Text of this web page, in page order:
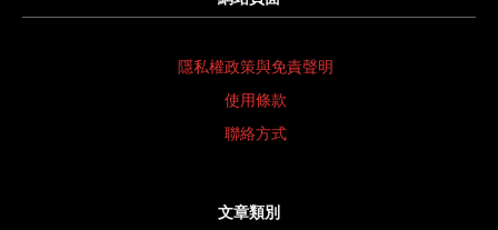
隱私權政策與免責聲明
使用條款
聯絡方式
文章類別